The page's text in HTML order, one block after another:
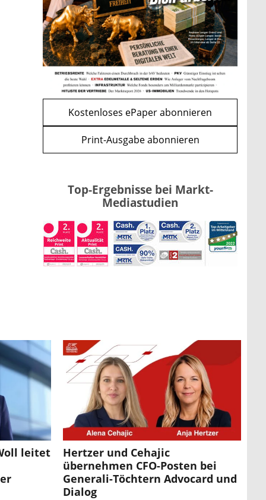
WEITERE ARTIKEL
zurückweiter
Förderung im Überblick –
Tabelle mit Kreditbeträgen und
Einkommensgrenzen
mehr
Kostenloses ePaper abonnieren
Print-Ausgabe abonnieren
Top-Ergebnisse bei Markt-
Mediastudien
leitet
Hertzer und Cehajic
übernehmen CFO-Posten bei
Generali-Töchtern Advocard und
Dialog